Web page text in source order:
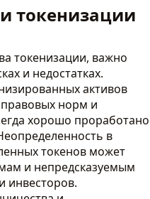
токенизации
токенизации, важно
и недостатках.
активов
норм и
хорошо проработано
в
токенов может
и непредсказуемым
инвесторов.